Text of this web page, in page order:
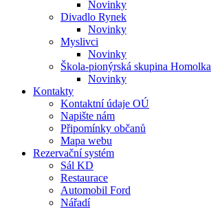
Novinky
Divadlo Rynek
Novinky
Myslivci
Novinky
Škola-pionýrská skupina Homolka
Novinky
Kontakty
Kontaktní údaje OÚ
Napište nám
Připomínky občanů
Mapa webu
Rezervační systém
Sál KD
Restaurace
Automobil Ford
Nářadí